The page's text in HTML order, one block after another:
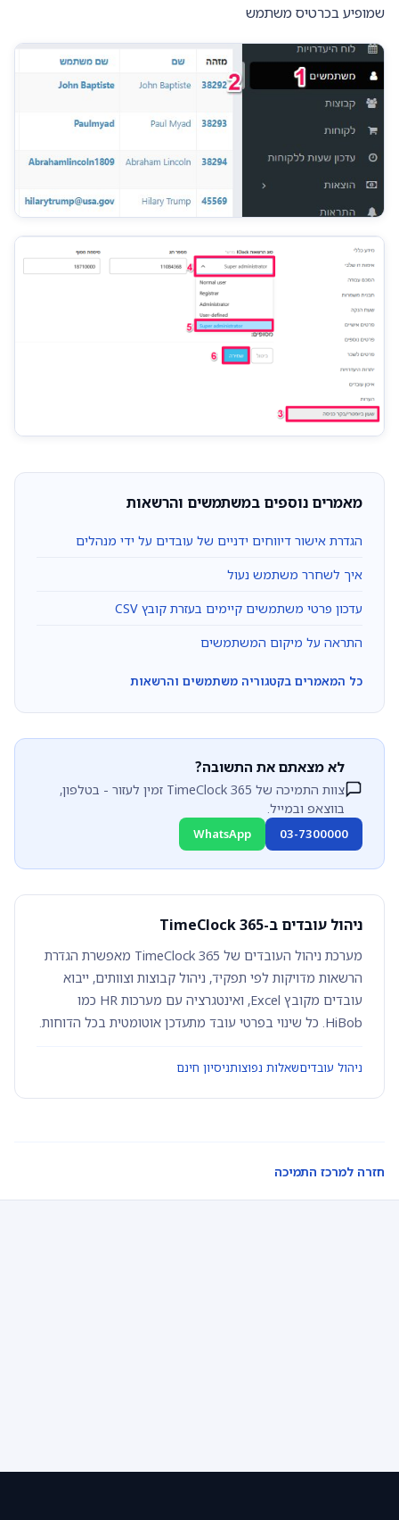
שמופיע בכרטיס משתמש
מאמרים נוספים במשתמשים והרשאות
הגדרת אישור דיווחים ידניים של עובדים על ידי מנהלים
איך לשחרר משתמש נעול
עדכון פרטי משתמשים קיימים בעזרת קובץ CSV
התראה על מיקום המשתמשים
כל המאמרים בקטגוריה משתמשים והרשאות
לא מצאתם את התשובה?
צוות התמיכה של TimeClock 365 זמין לעזור - בטלפון,
בווצאפ ובמייל.
03-7300000
WhatsApp
ניהול עובדים ב-TimeClock 365
מערכת ניהול העובדים של TimeClock 365 מאפשרת הגדרת
הרשאות מדויקות לפי תפקיד, ניהול קבוצות וצוותים, ייבוא
עובדים מקובץ Excel, ואינטגרציה עם מערכות HR כמו
HiBob. כל שינוי בפרטי עובד מתעדכן אוטומטית בכל הדוחות.
ניהול עובדיםשאלות נפוצותניסיון חינם
חזרה למרכז התמיכה